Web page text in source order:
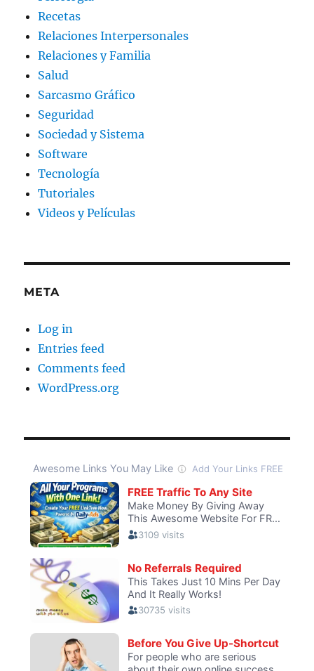
Recetas
Relaciones Interpersonales
Relaciones y Familia
Salud
Sarcasmo Gráfico
Seguridad
Sociedad y Sistema
Software
Tecnología
Tutoriales
Videos y Películas
META
Log in
Entries feed
Comments feed
WordPress.org